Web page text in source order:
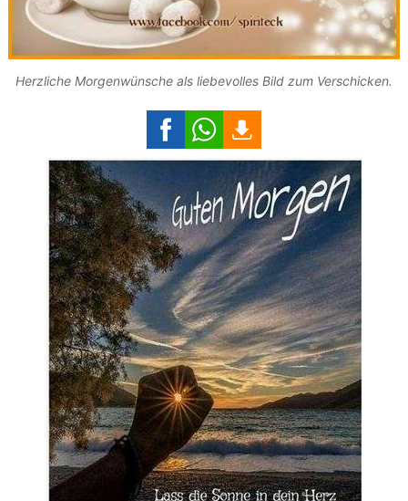
Herzliche Morgenwünsche als liebevolles Bild zum Verschicken.